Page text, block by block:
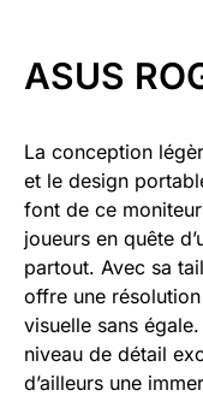
ASUS
La conception
et le design
font de ce
joueurs en quête
partout. Avec sa
offre une
visuelle sans
niveau de détail
d’ailleurs une